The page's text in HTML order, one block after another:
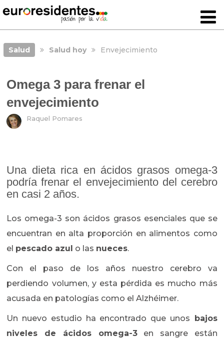
Salud Salud hoy Envejecimiento
Omega 3 para frenar el
envejecimiento
Raquel Pomares
Una dieta rica en ácidos grasos omega-3
podría frenar el envejecimiento del cerebro
en casi 2 años.
Los omega-3 son ácidos grasos esenciales que se
encuentran en alta proporción en alimentos como
el pescado azul o las nueces.
Con el paso de los años nuestro cerebro va
perdiendo volumen, y esta pérdida es mucho más
acusada en patologías como el Alzhéimer.
Un nuevo estudio ha encontrado que unos bajos
niveles de ácidos omega-3en sangre están